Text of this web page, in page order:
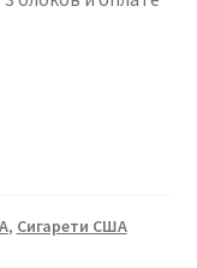
, Сигарети США